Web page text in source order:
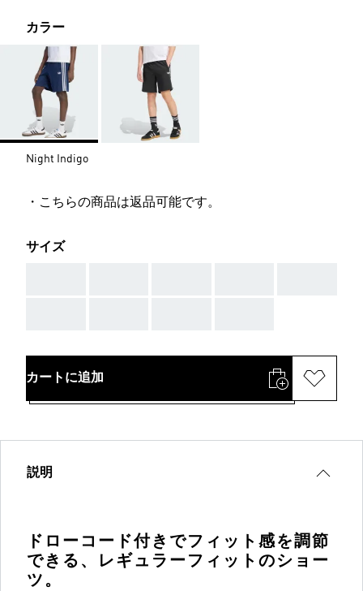
カラー
Night Indigo
・こちらの商品は返品可能です。
サイズ
カートに追加
説明
ドローコード付きでフィット感を調節
できる、レギュラーフィットのショー
ツ。